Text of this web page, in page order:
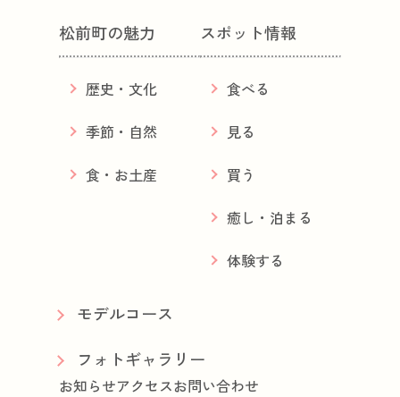
松前町の魅力
歴史・文化
季節・自然
食・お土産
スポット情報
食べる
見る
買う
癒し・泊まる
体験する
モデルコース
フォトギャラリー
お知らせアクセスお問い合わせ